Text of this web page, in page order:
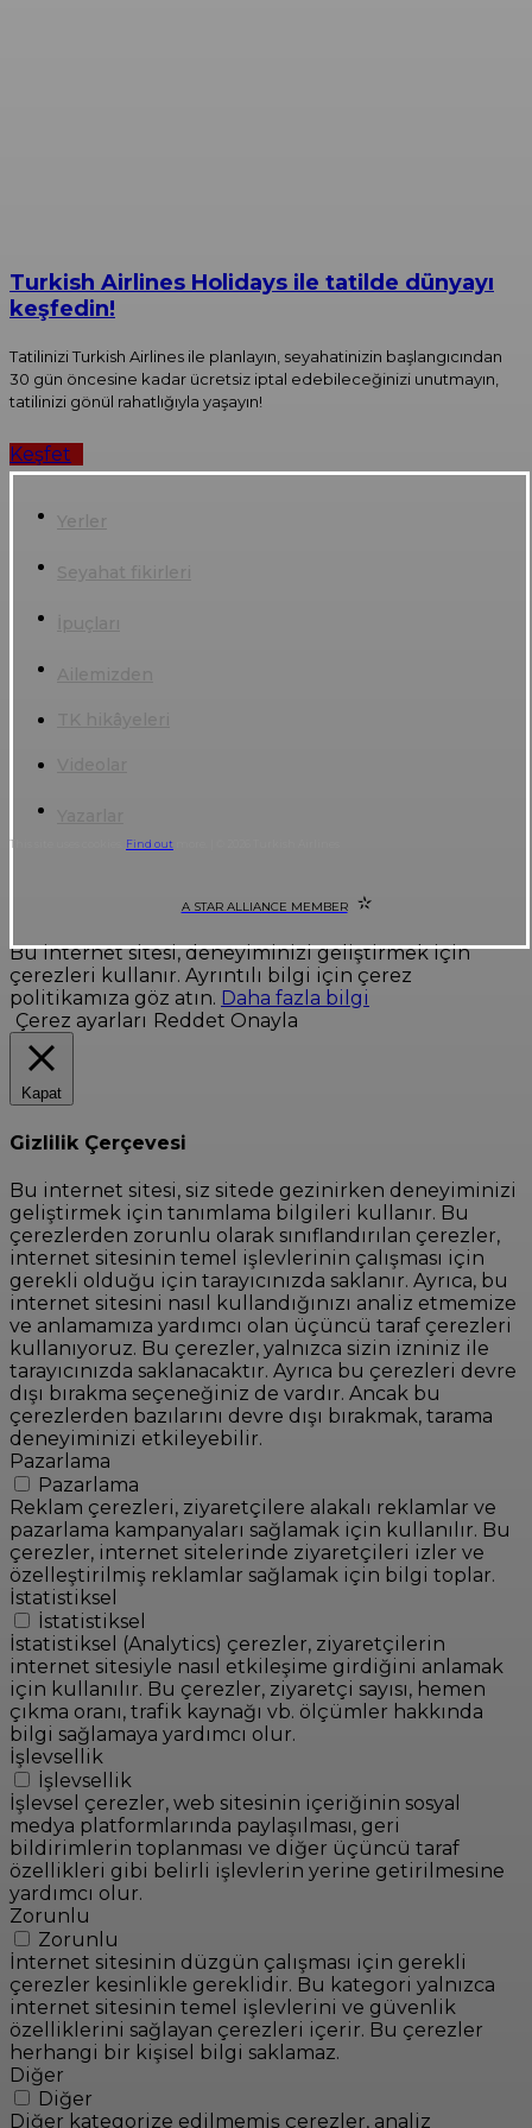
Turkish Airlines Holidays ile tatilde dünyayı
keşfedin!
Tatilinizi Turkish Airlines ile planlayın, seyahatinizin başlangıcından
30 gün öncesine kadar ücretsiz iptal edebileceğinizi unutmayın,
tatilinizi gönül rahatlığıyla yaşayın!
Keşfet
Yerler
Seyahat fikirleri
This site uses cookies. Find out
A STAR ALLIANCE MEMBER
Bu internet sitesi, deneyiminizi geliştirmek için
çerezleri kullanır. Ayrıntılı bilgi için çerez
politikamıza göz atın. Daha fazla bilgi
Çerez ayarları Reddet Onayla
Kapat
Gizlilik Çerçevesi
Bu internet sitesi, siz sitede gezinirken deneyiminizi
geliştirmek için tanımlama bilgileri kullanır. Bu
çerezlerden zorunlu olarak sınıflandırılan çerezler,
internet sitesinin temel işlevlerinin çalışması için
gerekli olduğu için tarayıcınızda saklanır. Ayrıca, bu
internet sitesini nasıl kullandığınızı analiz etmemize
ve anlamamıza yardımcı olan üçüncü taraf çerezleri
kullanıyoruz. Bu çerezler, yalnızca sizin izniniz ile
tarayıcınızda saklanacaktır. Ayrıca bu çerezleri devre
dışı bırakma seçeneğiniz de vardır. Ancak bu
çerezlerden bazılarını devre dışı bırakmak, tarama
deneyiminizi etkileyebilir.
Pazarlama
Pazarlama
Reklam çerezleri, ziyaretçilere alakalı reklamlar ve
pazarlama kampanyaları sağlamak için kullanılır. Bu
çerezler, internet sitelerinde ziyaretçileri izler ve
özelleştirilmiş reklamlar sağlamak için bilgi toplar.
İstatistiksel
İstatistiksel
İstatistiksel (Analytics) çerezler, ziyaretçilerin
internet sitesiyle nasıl etkileşime girdiğini anlamak
için kullanılır. Bu çerezler, ziyaretçi sayısı, hemen
çıkma oranı, trafik kaynağı vb. ölçümler hakkında
bilgi sağlamaya yardımcı olur.
İşlevsellik
İşlevsellik
İşlevsel çerezler, web sitesinin içeriğinin sosyal
medya platformlarında paylaşılması, geri
bildirimlerin toplanması ve diğer üçüncü taraf
özellikleri gibi belirli işlevlerin yerine getirilmesine
yardımcı olur.
Zorunlu
Zorunlu
İnternet sitesinin düzgün çalışması için gerekli
çerezler kesinlikle gereklidir. Bu kategori yalnızca
internet sitesinin temel işlevlerini ve güvenlik
özelliklerini sağlayan çerezleri içerir. Bu çerezler
herhangi bir kişisel bilgi saklamaz.
Diğer
Diğer
Diğer kategorize edilmemiş çerezler, analiz